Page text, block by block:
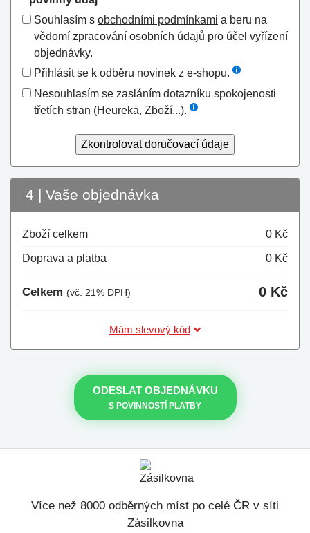
Souhlasím s obchodními podmínkami a beru na
vědomí zpracování osobních údajů pro účel vyřízení
objednávky.
Přihlásit se k odběru novinek z e-shopu.
Nesouhlasím se zasláním dotazníku spokojenosti
třetích stran (Heureka, Zboží...).
Zkontrolovat doručovací údaje
4 | Vaše objednávka
Zboží celkem 0 Kč
Doprava a platba 0 Kč
Celkem (vč. 21% DPH) 0 Kč
Mám slevový kód
ODESLAT OBJEDNÁVKU
S POVINNOSTÍ PLATBY
Více než 8000 odběrných míst po celé ČR v síti
Zásilkovna